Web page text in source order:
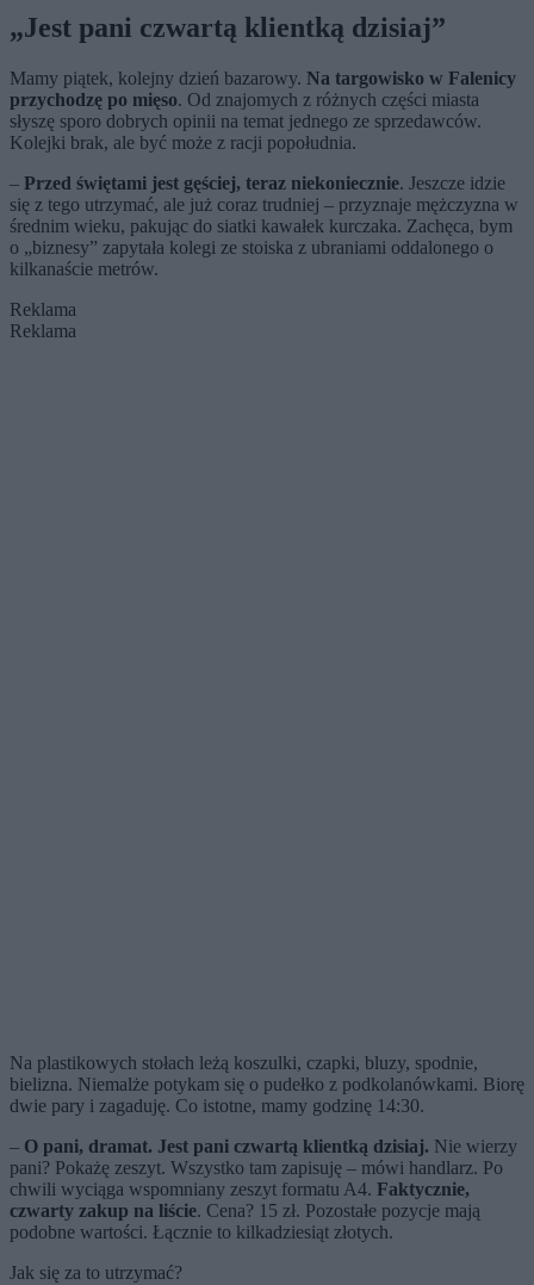
„Jest pani czwartą klientką dzisiaj”
Mamy piątek, kolejny dzień bazarowy. Na targowisko w Falenicy
przychodzę po mięso. Od znajomych z różnych części miasta
słyszę sporo dobrych opinii na temat jednego ze sprzedawców.
Kolejki brak, ale być może z racji popołudnia.
– Przed świętami jest gęściej, teraz niekoniecznie. Jeszcze idzie
się z tego utrzymać, ale już coraz trudniej – przyznaje mężczyzna w
średnim wieku, pakując do siatki kawałek kurczaka. Zachęca, bym
o „biznesy” zapytała kolegi ze stoiska z ubraniami oddalonego o
kilkanaście metrów.
Reklama
Reklama
Na plastikowych stołach leżą koszulki, czapki, bluzy, spodnie,
bielizna. Niemalże potykam się o pudełko z podkolanówkami. Biorę
dwie pary i zagaduję. Co istotne, mamy godzinę 14:30.
– O pani, dramat. Jest pani czwartą klientką dzisiaj. Nie wierzy
pani? Pokażę zeszyt. Wszystko tam zapisuję – mówi handlarz. Po
chwili wyciąga wspomniany zeszyt formatu A4. Faktycznie,
czwarty zakup na liście. Cena? 15 zł. Pozostałe pozycje mają
podobne wartości. Łącznie to kilkadziesiąt złotych.
Jak się za to utrzymać?